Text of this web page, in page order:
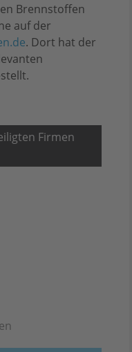
Brennstoffen
auf der
. Dort hat der
Firmen